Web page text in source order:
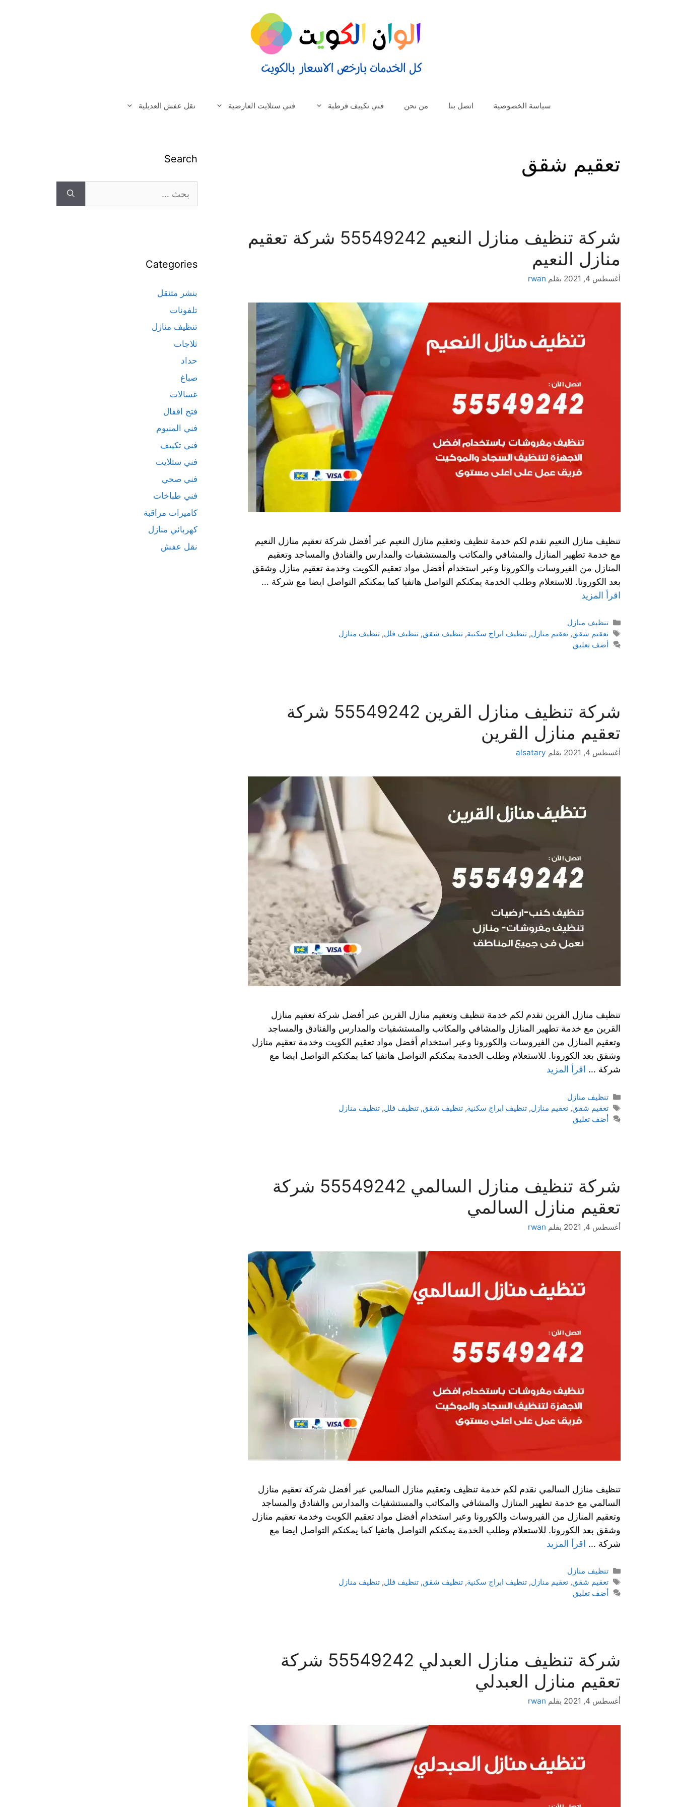
سياسة الخصوصية اتصل بنا من نحن فني تكييف قرطبة فني ستلايت العارضية نقل عفش العديلية
تعقيم شقق
شركة تنظيف منازل النعيم 55549242 شركة تعقيم
منازل النعيم
أغسطس 4, 2021 بقلم rwan
تنظيف منازل النعيم نقدم لكم خدمة تنظيف وتعقيم منازل النعيم عبر أفضل شركة تعقيم منازل النعيم
مع خدمة تطهير المنازل والمشافي والمكاتب والمستشفيات والمدارس والفنادق والمساجد وتعقيم
المنازل من الفيروسات والكورونا وعبر استخدام أفضل مواد تعقيم الكويت وخدمة تعقيم منازل وشقق
بعد الكورونا. للاستعلام وطلب الخدمة يمكنكم التواصل هاتفيا كما يمكنكم التواصل ايضا مع شركة …
اقرأ المزيد
تنظيف منازل
تعقيم شقق,تعقيم منازل,تنظيف ابراج سكنية,تنظيف شقق,تنظيف فلل,تنظيف منازل
أضف تعليق
شركة تنظيف منازل القرين 55549242 شركة
تعقيم منازل القرين
أغسطس 4, 2021 بقلم alsatary
تنظيف منازل القرين نقدم لكم خدمة تنظيف وتعقيم منازل القرين عبر أفضل شركة تعقيم منازل
القرين مع خدمة تطهير المنازل والمشافي والمكاتب والمستشفيات والمدارس والفنادق والمساجد
وتعقيم المنازل من الفيروسات والكورونا وعبر استخدام أفضل مواد تعقيم الكويت وخدمة تعقيم منازل
وشقق بعد الكورونا. للاستعلام وطلب الخدمة يمكنكم التواصل هاتفيا كما يمكنكم التواصل ايضا مع
شركة … اقرأ المزيد
تنظيف منازل
تعقيم شقق,تعقيم منازل,تنظيف ابراج سكنية,تنظيف شقق,تنظيف فلل,تنظيف منازل
أضف تعليق
شركة تنظيف منازل السالمي 55549242 شركة
تعقيم منازل السالمي
أغسطس 4, 2021 بقلم rwan
تنظيف منازل السالمي نقدم لكم خدمة تنظيف وتعقيم منازل السالمي عبر أفضل شركة تعقيم منازل
السالمي مع خدمة تطهير المنازل والمشافي والمكاتب والمستشفيات والمدارس والفنادق والمساجد
وتعقيم المنازل من الفيروسات والكورونا وعبر استخدام أفضل مواد تعقيم الكويت وخدمة تعقيم منازل
وشقق بعد الكورونا. للاستعلام وطلب الخدمة يمكنكم التواصل هاتفيا كما يمكنكم التواصل ايضا مع
شركة … اقرأ المزيد
تنظيف منازل
تعقيم شقق,تعقيم منازل,تنظيف ابراج سكنية,تنظيف شقق,تنظيف فلل,تنظيف منازل
أضف تعليق
شركة تنظيف منازل العبدلي 55549242 شركة
تعقيم منازل العبدلي
أغسطس 4, 2021 بقلم rwan
Search
Categories
بنشر متنقل
تلفونات
تنظيف منازل
ثلاجات
حداد
صباغ
غسالات
فتح اقفال
فني المنيوم
فني تكييف
فني ستلايت
فني صحي
فني طباخات
كاميرات مراقبة
كهربائي منازل
نقل عفش